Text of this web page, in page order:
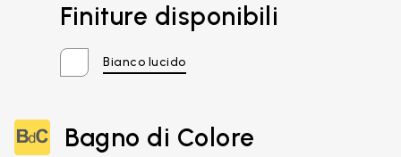
Finiture disponibili
Bianco lucido
Bagno di Colore